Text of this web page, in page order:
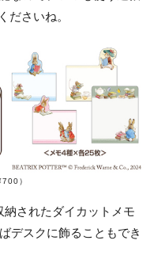
ださいね。
）
されたダイカットメモ
デスクに飾ることもでき